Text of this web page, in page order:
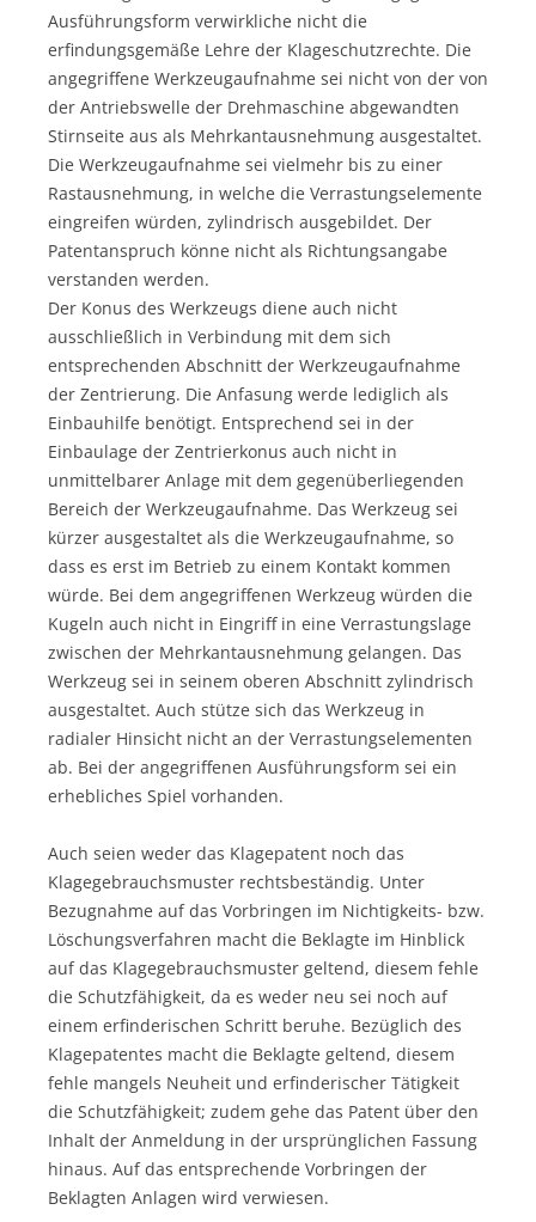
Ausführungsform verwirkliche nicht die
erfindungsgemäße Lehre der Klageschutzrechte. Die
angegriffene Werkzeugaufnahme sei nicht von der von
der Antriebswelle der Drehmaschine abgewandten
Stirnseite aus als Mehrkantausnehmung ausgestaltet.
Die Werkzeugaufnahme sei vielmehr bis zu einer
Rastausnehmung, in welche die Verrastungselemente
eingreifen würden, zylindrisch ausgebildet. Der
Patentanspruch könne nicht als Richtungsangabe
verstanden werden.
Der Konus des Werkzeugs diene auch nicht
ausschließlich in Verbindung mit dem sich
entsprechenden Abschnitt der Werkzeugaufnahme
der Zentrierung. Die Anfasung werde lediglich als
Einbauhilfe benötigt. Entsprechend sei in der
Einbaulage der Zentrierkonus auch nicht in
unmittelbarer Anlage mit dem gegenüberliegenden
Bereich der Werkzeugaufnahme. Das Werkzeug sei
kürzer ausgestaltet als die Werkzeugaufnahme, so
dass es erst im Betrieb zu einem Kontakt kommen
würde. Bei dem angegriffenen Werkzeug würden die
Kugeln auch nicht in Eingriff in eine Verrastungslage
zwischen der Mehrkantausnehmung gelangen. Das
Werkzeug sei in seinem oberen Abschnitt zylindrisch
ausgestaltet. Auch stütze sich das Werkzeug in
radialer Hinsicht nicht an der Verrastungselementen
ab. Bei der angegriffenen Ausführungsform sei ein
erhebliches Spiel vorhanden.
Auch seien weder das Klagepatent noch das
Klagegebrauchsmuster rechtsbeständig. Unter
Bezugnahme auf das Vorbringen im Nichtigkeits- bzw.
Löschungsverfahren macht die Beklagte im Hinblick
auf das Klagegebrauchsmuster geltend, diesem fehle
die Schutzfähigkeit, da es weder neu sei noch auf
einem erfinderischen Schritt beruhe. Bezüglich des
Klagepatentes macht die Beklagte geltend, diesem
fehle mangels Neuheit und erfinderischer Tätigkeit
die Schutzfähigkeit; zudem gehe das Patent über den
Inhalt der Anmeldung in der ursprünglichen Fassung
hinaus. Auf das entsprechende Vorbringen der
Beklagten Anlagen wird verwiesen.